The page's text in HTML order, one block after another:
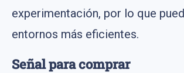
experimentación, por lo que
entornos más eficientes.
Señal para comprar